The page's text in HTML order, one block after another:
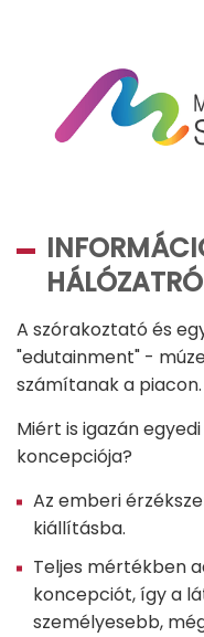
A szórakoztató és
"edutainment" -
számítanak a piacon.
Miért is igazán
koncepciója?
Az emberi
kiállításba.
Teljes mértékben
koncepciót, így a
személyesebb,